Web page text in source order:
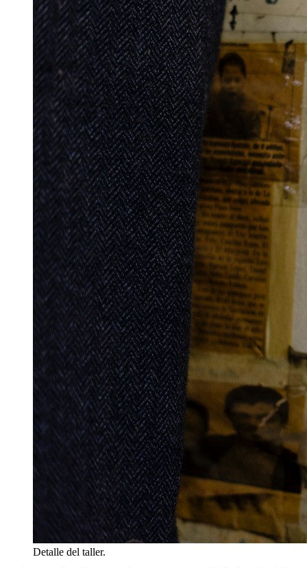
Detalle del taller.